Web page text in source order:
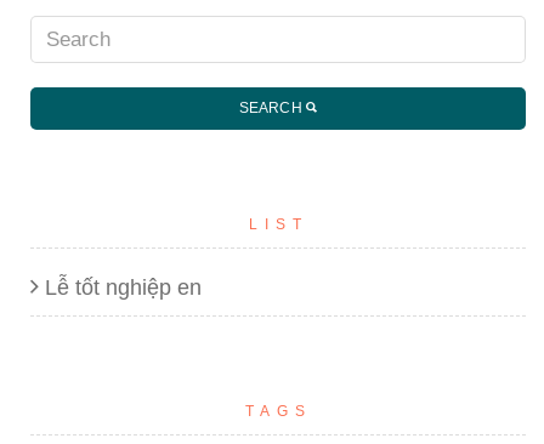
SEARCH
LIST
Lễ tốt nghiệp en
TAGS